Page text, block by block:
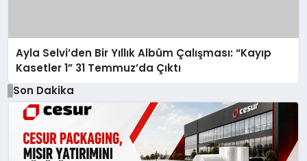
Ayla Selvi’den Bir Yıllık Albüm Çalışması: “Kayıp
Kasetler 1” 31 Temmuz’da Çıktı
Son Dakika